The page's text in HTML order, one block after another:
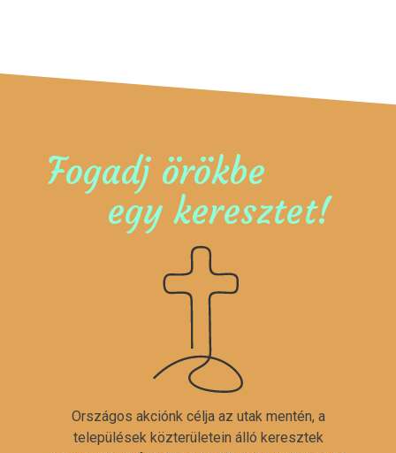
Fogadj örökbe
egy keresztet!
Országos akciónk célja az utak mentén, a
települések közterületein álló keresztek